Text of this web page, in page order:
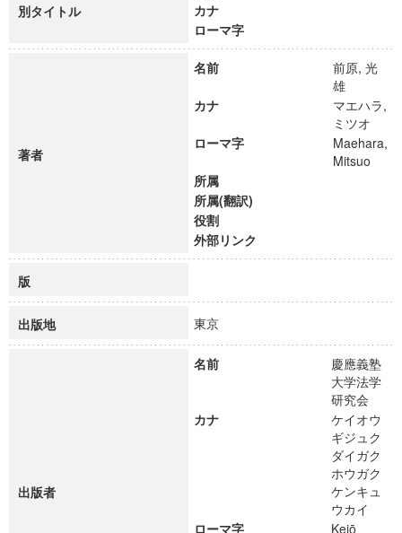
別タイトル
カナ
ローマ字
著者
名前
前原, 光
雄
カナ
マエハラ,
ミツオ
ローマ字
Maehara,
Mitsuo
所属
所属(翻訳)
役割
外部リンク
版
出版地 東京
出版者
名前
慶應義塾
大学法学
研究会
カナ
ケイオウ
ギジュク
ダイガク
ホウガク
ケンキュ
ウカイ
ローマ字
Keiō